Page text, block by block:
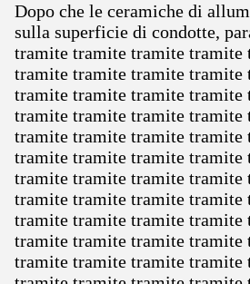
Dopo che le ceramiche di
sulla superficie di condotte,
tramite tramite tramite tramite
tramite tramite tramite tramite
tramite tramite tramite tramite
tramite tramite tramite tramite
tramite tramite tramite tramite
tramite tramite tramite tramite
tramite tramite tramite tramite
tramite tramite tramite tramite
tramite tramite tramite tramite
tramite tramite tramite tramite
tramite tramite tramite tramite